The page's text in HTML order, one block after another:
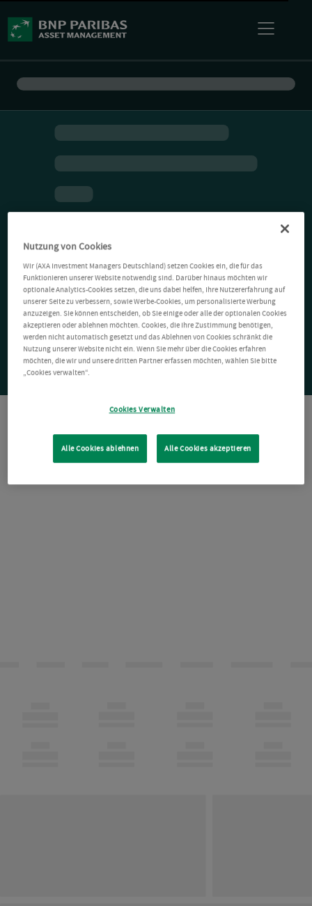
Nutzung von Cookies
Wir (AXA Investment Managers Deutschland) setzen Cookies ein, die für das
Funktionieren unserer Website notwendig sind. Darüber hinaus möchten wir
optionale Analytics-Cookies setzen, die uns dabei helfen, Ihre Nutzererfahrung auf
unserer Seite zu verbessern, sowie Werbe-Cookies, um personalisierte Werbung
anzuzeigen. Sie können entscheiden, ob Sie einige oder alle der optionalen Cookies
akzeptieren oder ablehnen möchten. Cookies, die Ihre Zustimmung benötigen,
werden nicht automatisch gesetzt und das Ablehnen von Cookies schränkt die
Nutzung unserer Website nicht ein. Wenn Sie mehr über die Cookies erfahren
möchten, die wir und unsere dritten Partner erfassen möchten, wählen Sie bitte
„Cookies verwalten“.
Cookies Verwalten
Alle Cookies ablehnen Alle Cookies akzeptieren